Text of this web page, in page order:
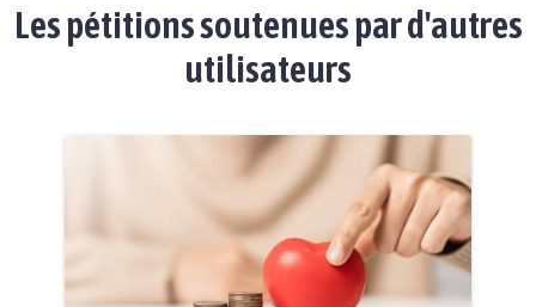
Les pétitions soutenues par d'autres
utilisateurs